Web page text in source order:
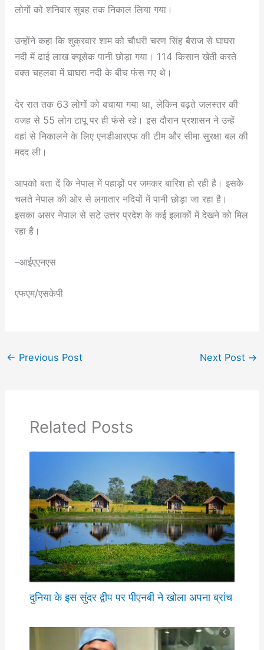
लोगों को शनिवार सुबह तक निकाल लिया गया।
उन्होंने कहा कि शुक्रवार शाम को चौधरी चरण सिंह बैराज से घाघरा
नदी में ढाई लाख क्यूसेक पानी छोड़ा गया। 114 किसान खेती करते
वक्त चहलवा में घाघरा नदी के बीच फंस गए थे।
देर रात तक 63 लोगों को बचाया गया था, लेकिन बढ़ते जलस्तर की
वजह से 55 लोग टापू पर ही फंसे रहे। इस दौरान प्रशासन ने उन्हें
वहां से निकालने के लिए एनडीआरएफ की टीम और सीमा सुरक्षा बल की
मदद ली।
आपको बता दें कि नेपाल में पहाड़ों पर जमकर बारिश हो रही है। इसके
चलते नेपाल की ओर से लगातार नदियों में पानी छोड़ा जा रहा है।
इसका असर नेपाल से सटे उत्तर प्रदेश के कई इलाकों में देखने को मिल
रहा है।
–आईएएनएस
एफएम/एसकेपी
← Previous Post Next Post →
Related Posts
दुनिया के इस सुंदर द्वीप पर पीएनबी ने खोला अपना ब्रांच